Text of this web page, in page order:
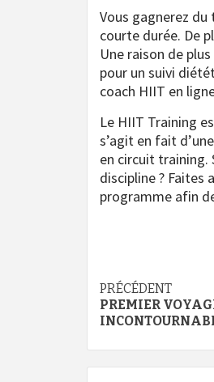
Vous gagnerez
courte durée. De
Une raison de
pour un suivi
coach HIIT en
Le HIIT Training
s’agit en fait
en circuit training.
discipline ? Faites
programme afin
d’article
PRÉCÉDENT
PREMIER